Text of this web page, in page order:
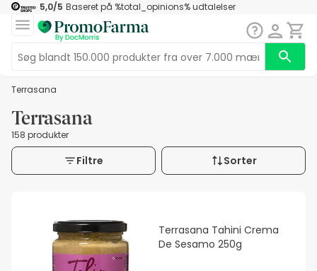
5,0/5 Baseret på %total_opinions%udtalelser
Terrasana
Terrasana
158 produkter
Filtre Sorter
Terrasana Tahini Crema
De Sesamo 250g